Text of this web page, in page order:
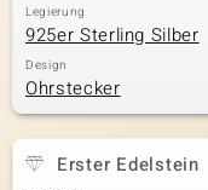
Legierung
925er Sterling Silber
Design
Ohrstecker
Erster Edelstein